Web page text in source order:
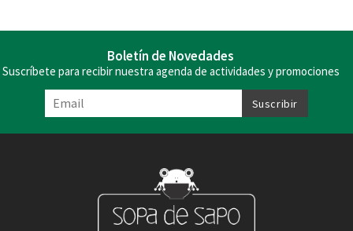
Boletín de Novedades
Suscríbete para recibir nuestra agenda de actividades y promociones